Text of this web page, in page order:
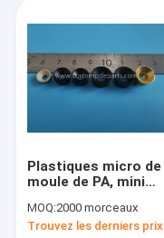
Au sujet de nous
Plastiques micro de
moule de PA, mini
ignifuge
MOQ:2000 morceaux
Trouvez les derniers prix